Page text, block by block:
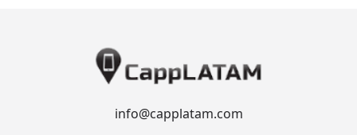
info@capplatam.com